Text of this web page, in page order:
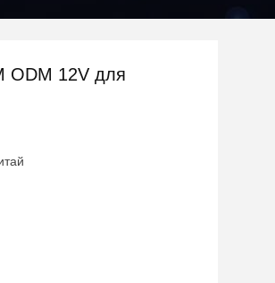
ODM 12V для